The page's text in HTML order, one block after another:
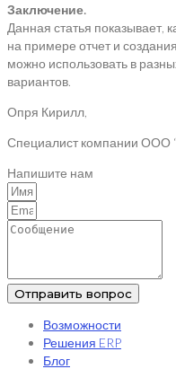
Заключение.
Данная статья показывает,
на примере отчет и
можно использовать в
вариантов.
Опря Кирилл,
Специалист компании ООО
Напишите нам
Отправить вопрос
Возможности
Решения ERP
Блог